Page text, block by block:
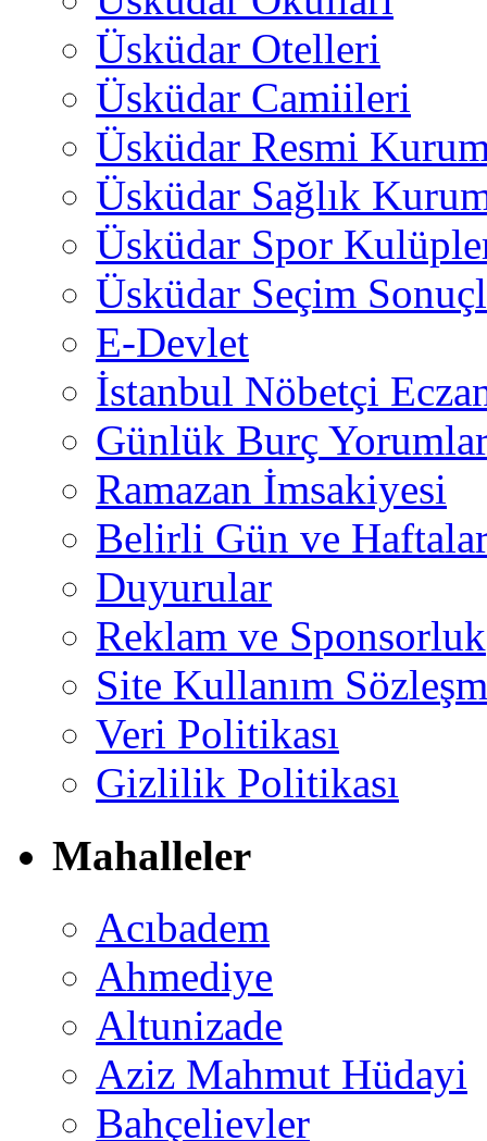
Üsküdar Otelleri
Üsküdar Camiileri
Üsküdar Resmi
Üsküdar Sağlık
Üsküdar Spor
Üsküdar Seçim
E-Devlet
İstanbul Nöbetçi
Günlük Burç
Ramazan İmsakiyesi
Belirli Gün ve
Duyurular
Reklam ve Sponsorluk
Site Kullanım
Veri Politikası
Gizlilik Politikası
Mahalleler
Acıbadem
Ahmediye
Altunizade
Aziz Mahmut Hüdayi
Bahçelievler